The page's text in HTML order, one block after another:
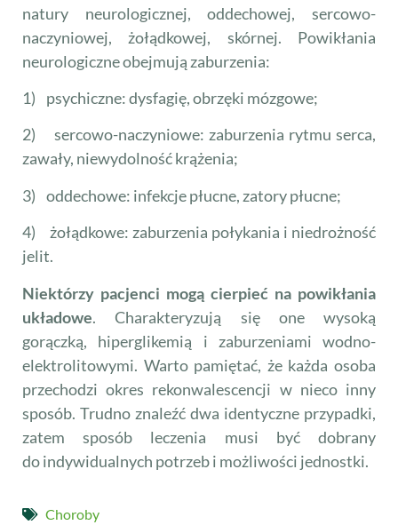
natury neurologicznej, oddechowej, sercowo-
naczyniowej, żołądkowej, skórnej. Powikłania
neurologiczne obejmują zaburzenia:
1) psychiczne: dysfagię, obrzęki mózgowe;
2) sercowo-naczyniowe: zaburzenia rytmu serca,
zawały, niewydolność krążenia;
3) oddechowe: infekcje płucne, zatory płucne;
4) żołądkowe: zaburzenia połykania i niedrożność
jelit.
Niektórzy pacjenci mogą cierpieć na powikłania
układowe. Charakteryzują się one wysoką
gorączką, hiperglikemią i zaburzeniami wodno-
elektrolitowymi. Warto pamiętać, że każda osoba
przechodzi okres rekonwalescencji w nieco inny
sposób. Trudno znaleźć dwa identyczne przypadki,
zatem sposób leczenia musi być dobrany
do indywidualnych potrzeb i możliwości jednostki.
Choroby